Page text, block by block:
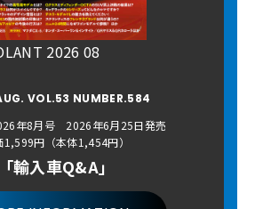
2026 08
VOL.53 NUMBER.584
年8月号 2026年6月25日発売
1,599円（本体1,454円）
「輸入車Q&A」